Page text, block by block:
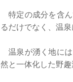
特定の成分を含ん
るだけでなく、温
温泉が湧く地には
然と一体化した野